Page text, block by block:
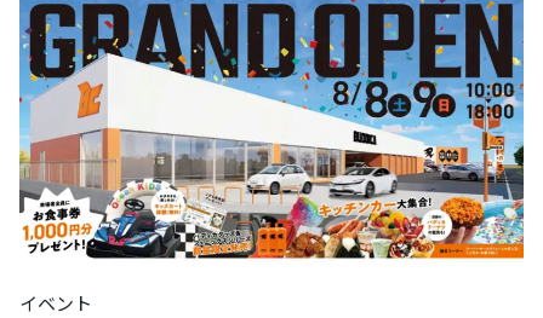
イベント